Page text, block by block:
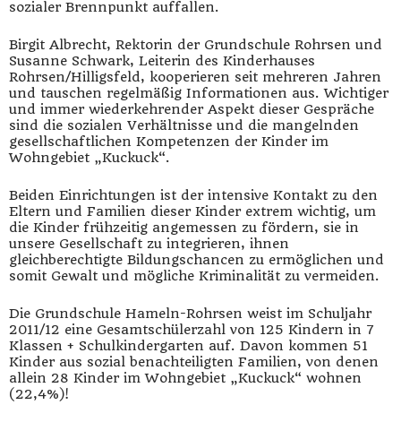
sozialer Brennpunkt auffallen.
Birgit Albrecht, Rektorin der Grundschule Rohrsen und
Susanne Schwark, Leiterin des Kinderhauses
Rohrsen/Hilligsfeld, kooperieren seit mehreren Jahren
und tauschen regelmäßig Informationen aus. Wichtiger
und immer wiederkehrender Aspekt dieser Gespräche
sind die sozialen Verhältnisse und die mangelnden
gesellschaftlichen Kompetenzen der Kinder im
Wohngebiet „Kuckuck“.
Beiden Einrichtungen ist der intensive Kontakt zu den
Eltern und Familien dieser Kinder extrem wichtig, um
die Kinder frühzeitig angemessen zu fördern, sie in
unsere Gesellschaft zu integrieren, ihnen
gleichberechtigte Bildungschancen zu ermöglichen und
somit Gewalt und mögliche Kriminalität zu vermeiden.
Die Grundschule Hameln-Rohrsen weist im Schuljahr
2011/12 eine Gesamtschülerzahl von 125 Kindern in 7
Klassen + Schulkindergarten auf. Davon kommen 51
Kinder aus sozial benachteiligten Familien, von denen
allein 28 Kinder im Wohngebiet „Kuckuck“ wohnen
(22,4%)!